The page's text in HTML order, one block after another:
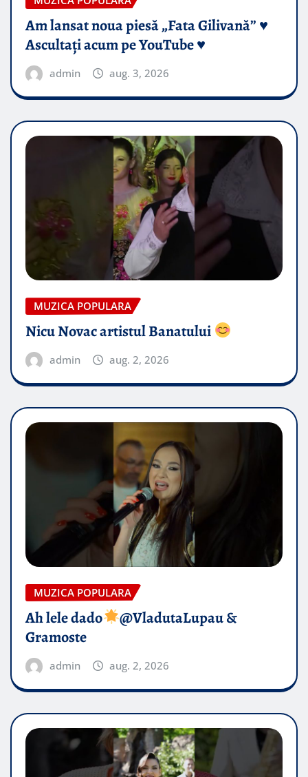
Am lansat noua piesă „Fata Gilivană” ♥️
Ascultați acum pe YouTube ♥️
admin aug. 3, 2026
MUZICA POPULARA
Nicu Novac artistul Banatului
admin aug. 2, 2026
MUZICA POPULARA
Ah lele dado​
@VladutaLupau &
Gramoste
admin aug. 2, 2026